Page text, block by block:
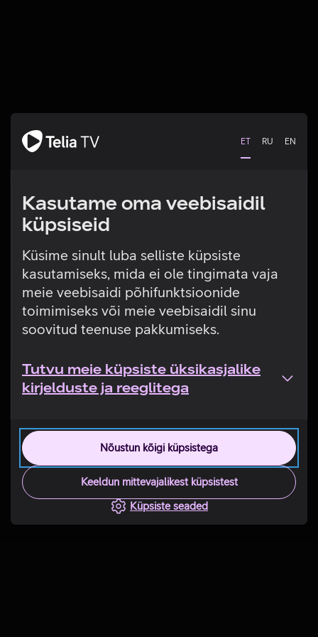
ET RU EN
Kasutame oma veebisaidil
küpsiseid
Küsime sinult luba selliste küpsiste
kasutamiseks, mida ei ole tingimata vaja
meie veebisaidi põhifunktsioonide
toimimiseks või meie veebisaidil sinu
soovitud teenuse pakkumiseks.
Tutvu meie küpsiste üksikasjalike
kirjelduste ja reeglitega
Nõustun kõigi küpsistega
Keeldun mittevajalikest küpsistest
Küpsiste seaded
Tehniline viga